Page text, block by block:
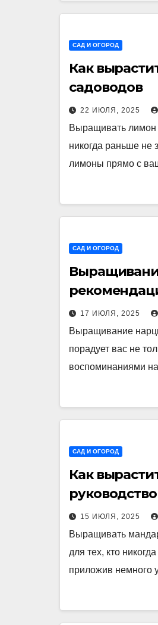
САД И ОГОРОД
Как
садоводов
22 ИЮЛЯ, 2025
Выращивать лимон
никогда раньше не
лимоны прямо с
САД И ОГОРОД
17 ИЮЛЯ, 2025
Выращивание
порадует вас не
воспоминаниями
САД И ОГОРОД
Как
руководство
15 ИЮЛЯ, 2025
Выращивать
для тех, кто
приложив немного